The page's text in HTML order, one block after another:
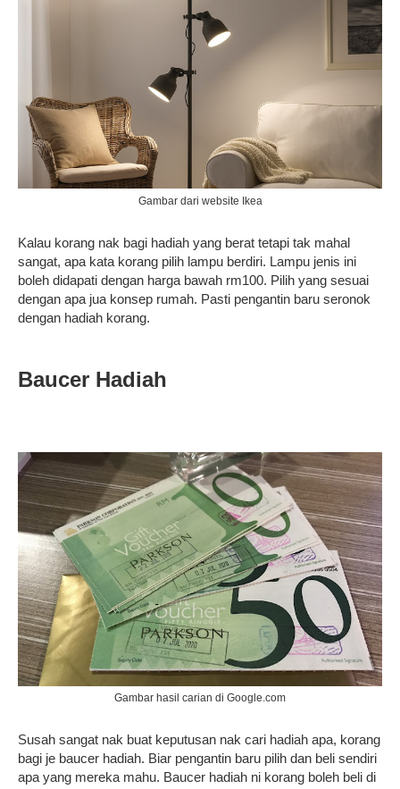
Gambar dari website Ikea
Kalau korang nak bagi hadiah yang berat tetapi tak mahal
sangat, apa kata korang pilih lampu berdiri. Lampu jenis ini
boleh didapati dengan harga bawah rm100. Pilih yang sesuai
dengan apa jua konsep rumah. Pasti pengantin baru seronok
dengan hadiah korang.
Baucer Hadiah
Gambar hasil carian di Google.com
Susah sangat nak buat keputusan nak cari hadiah apa, korang
bagi je baucer hadiah. Biar pengantin baru pilih dan beli sendiri
apa yang mereka mahu. Baucer hadiah ni korang boleh beli di